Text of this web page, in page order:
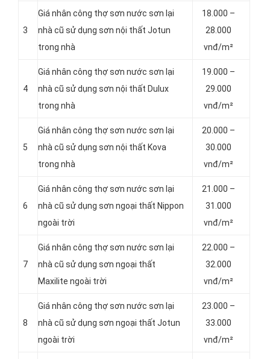
3
Giá nhân công thợ sơn nước sơn lại
nhà cũ sử dụng sơn nội thất Jotun
trong nhà
18.000 –
28.000
vnđ/m²
4
Giá nhân công thợ sơn nước sơn lại
nhà cũ sử dụng sơn nội thất Dulux
trong nhà
19.000 –
29.000
vnđ/m²
5
Giá nhân công thợ sơn nước sơn lại
nhà cũ sử dụng sơn nội thất Kova
trong nhà
20.000 –
30.000
vnđ/m²
6
Giá nhân công thợ sơn nước sơn lại
nhà cũ sử dụng sơn ngoại thất Nippon
ngoài trời
21.000 –
31.000
vnđ/m²
7
Giá nhân công thợ sơn nước sơn lại
nhà cũ sử dụng sơn ngoại thất
Maxilite ngoài trời
22.000 –
32.000
vnđ/m²
8
Giá nhân công thợ sơn nước sơn lại
nhà cũ sử dụng sơn ngoại thất Jotun
ngoài trời
23.000 –
33.000
vnđ/m²